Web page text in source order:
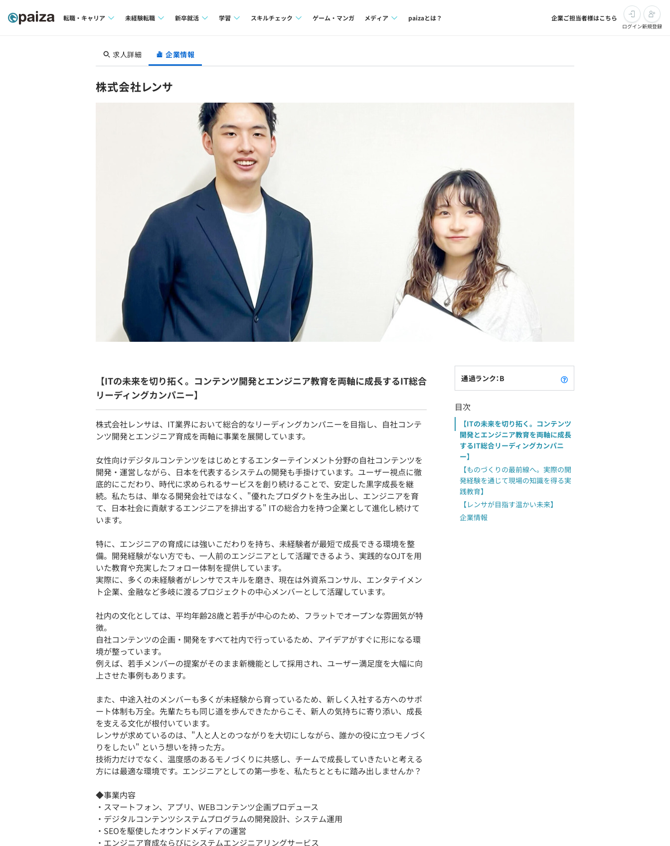
転職・キャリア
転職成功ガイド
未経験転職
求人検索
転職成功ガイド
新卒就活
本選考
新卒エージェント
イベント・セミナー
インタビュー
就活成功ガイド
学習
ナレッジ
リファレンス
プラン
個人向けプラン
法人向けプラン
学校向けプラン
契約内容・クーポン
スキルチェック
再チャレンジ結果一覧
ゲーム・マンガ メディア paizaとは？ 企業ご担当者様はこちら
ログイン新規登録
求人詳細 企業情報
株式会社レンサ
【ITの未来を切り拓く。コンテンツ開発とエンジニア教育を両軸に成長するIT総合
リーディングカンパニー】
株式会社レンサは、IT業界において総合的なリーディングカンパニーを目指し、自社コンテ
ンツ開発とエンジニア育成を両軸に事業を展開しています。
女性向けデジタルコンテンツをはじめとするエンターテインメント分野の自社コンテンツを
開発・運営しながら、日本を代表するシステムの開発も手掛けています。ユーザー視点に徹
底的にこだわり、時代に求められるサービスを創り続けることで、安定した黒字成長を継
続。私たちは、単なる開発会社ではなく、"優れたプロダクトを生み出し、エンジニアを育
て、日本社会に貢献するエンジニアを排出する" ITの総合力を持つ企業として進化し続けて
います。
特に、エンジニアの育成には強いこだわりを持ち、未経験者が最短で成長できる環境を整
備。開発経験がない方でも、一人前のエンジニアとして活躍できるよう、実践的なOJTを用
いた教育や充実したフォロー体制を提供しています。
実際に、多くの未経験者がレンサでスキルを磨き、現在は外資系コンサル、エンタテイメン
ト企業、金融など多岐に渡るプロジェクトの中心メンバーとして活躍しています。
社内の文化としては、平均年齢28歳と若手が中心のため、フラットでオープンな雰囲気が特
徴。
自社コンテンツの企画・開発をすべて社内で行っているため、アイデアがすぐに形になる環
境が整っています。
例えば、若手メンバーの提案がそのまま新機能として採用され、ユーザー満足度を大幅に向
上させた事例もあります。
また、中途入社のメンバーも多くが未経験から育っているため、新しく入社する方へのサポ
ート体制も万全。先輩たちも同じ道を歩んできたからこそ、新人の気持ちに寄り添い、成長
を支える文化が根付いています。
レンサが求めているのは、"人と人とのつながりを大切にしながら、誰かの役に立つモノづく
りをしたい" という想いを持った方。
技術力だけでなく、温度感のあるモノづくりに共感し、チームで成長していきたいと考える
方には最適な環境です。エンジニアとしての第一歩を、私たちとともに踏み出しませんか？
◆事業内容
・スマートフォン、アプリ、WEBコンテンツ企画プロデュース
・デジタルコンテンツシステムプログラムの開発設計、システム運用
・SEOを駆使したオウンドメディアの運営
・エンジニア育成ならびにシステムエンジニアリングサービス
通過ランク：B
目次
【ITの未来を切り拓く。コンテンツ
開発とエンジニア教育を両軸に成長
するIT総合リーディングカンパニ
ー】
【ものづくりの最前線へ。実際の開
発経験を通じて現場の知識を得る実
践教育】
【レンサが目指す温かい未来】
企業情報